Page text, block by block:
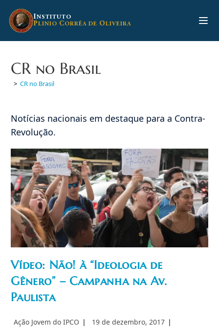
para
INSTITUTO
PLINIO CORRÊA DE OLIVEIRA
CR no Brasil
> CR no Brasil
Notícias nacionais em destaque para a Contra-
Revolução.
Vídeo: Não! à “Ideologia de
Gênero” – Campanha na Av.
Paulista
Autor
Ação Jovem do IPCO
Post
19 de dezembro, 2017